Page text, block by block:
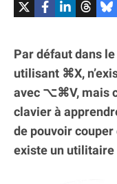
Par défaut dans
utilisant ⌘X,
avec ⌥⌘V, mais
clavier à
de pouvoir couper
existe un utilitaire